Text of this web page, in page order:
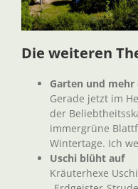
Die weiteren
Garten und
Gerade jetzt im
der
immergrüne
Wintertage. Ich
Uschi blüht auf
Kräuterhexe